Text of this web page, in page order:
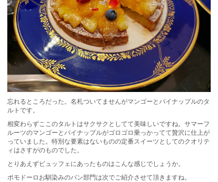
忘れるところだった。名札ついてませんがマンゴーとパイナップルのタ
ルトです。
相変わらずここのタルトはサクサクとしてて美味しいですね。サマーフ
ルーツのマンゴーとパイナップルがゴロゴロ乗っかってて贅沢に仕上が
っていました。特別な要素はないものの定番スイーツとしてのクオリテ
ィはさすがのものでした。
とりあえずビュッフェにあったものはこんな感じでしょうか。
ポモドーロお馴染みのパン部門は次でご紹介させて頂きますね。